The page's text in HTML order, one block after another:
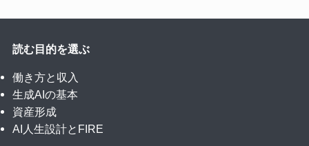
読む目的を選ぶ
働き方と収入
生成AIの基本
資産形成
AI人生設計とFIRE